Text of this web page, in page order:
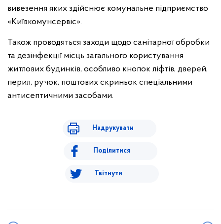
вивезення яких здійснює комунальне підприємство
«Київкомунсервіс».
Також проводяться заходи щодо санітарної обробки
та дезінфекції місць загального користування
житлових будинків, особливо кнопок ліфтів, дверей,
перил, ручок, поштових скриньок спеціальними
антисептичними засобами.
Надрукувати
Поділитися
Твітнути